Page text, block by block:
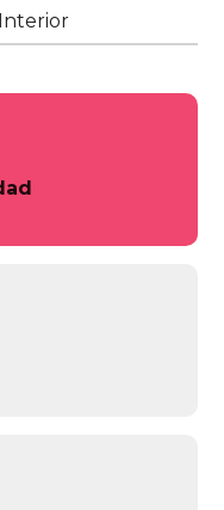
Interior